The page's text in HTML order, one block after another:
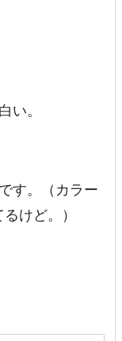
い。
す。（カラー
けど。）